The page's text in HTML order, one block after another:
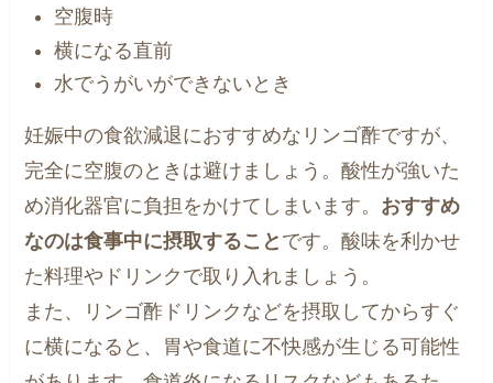
空腹時
横になる直前
水でうがいができないとき
妊娠中の食欲減退におすすめなリンゴ酢ですが、
完全に空腹のときは避けましょう。酸性が強いた
め消化器官に負担をかけてしまいます。 おすすめ
なのは食事中に摂取すること です。酸味を利かせ
た料理やドリンクで取り入れましょう。
また、リンゴ酢ドリンクなどを摂取してからすぐ
に横になると、胃や食道に不快感が生じる可能性